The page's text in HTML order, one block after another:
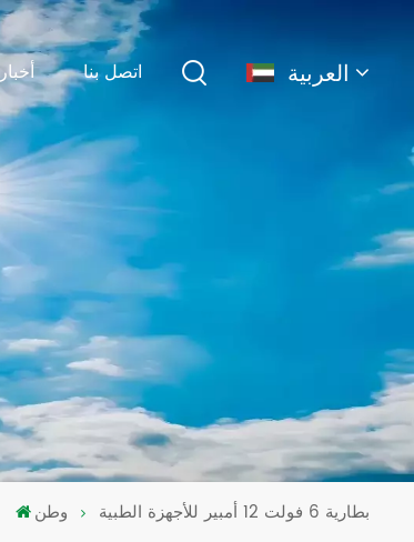
أخبار اتصل بنا العربية
español
português
Türkçe
وطن بطارية 6 فولت 12 أمبير للأجهزة الطبية